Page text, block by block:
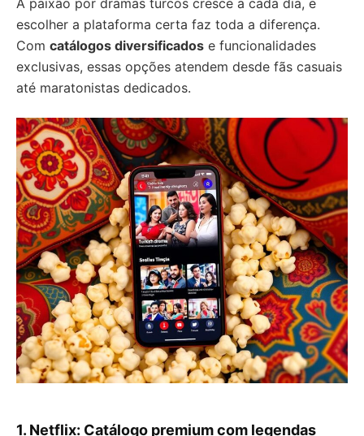
A paixão por dramas turcos cresce a cada dia, e
escolher a plataforma certa faz toda a diferença.
Com catálogos diversificados e funcionalidades
exclusivas, essas opções atendem desde fãs casuais
até maratonistas dedicados.
1. Netflix: Catálogo premium com legendas